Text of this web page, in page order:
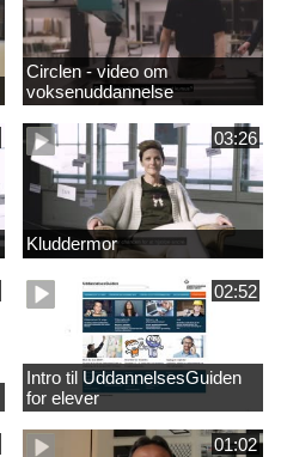
Circlen - video om
voksenuddannelse
03:26
Kluddermor
02:52
Intro til UddannelsesGuiden
for elever
01:02